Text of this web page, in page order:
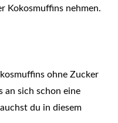
Kokosmuffins nehmen.
ohne Zucker
an sich schon eine
du in diesem